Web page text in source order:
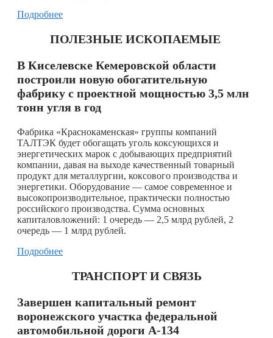
Подробнее
ПОЛЕЗНЫЕ ИСКОПАЕМЫЕ
В Киселевске Кемеровской области
построили новую обогатительную
фабрику с проектной мощностью 3,5 млн
тонн угля в год
Фабрика «Краснокаменская» группы компаний
ТАЛТЭК будет обогащать уголь коксующихся и
энергетических марок с добывающих предприятий
компании, давая на выходе качественный товарный
продукт для металлургии, коксового производства и
энергетики. Оборудование — самое современное и
высокопроизводительное, практически полностью
российского производства. Сумма основных
капиталовложений: 1 очередь — 2,5 млрд рублей, 2
очередь — 1 млрд рублей.
Подробнее
ТРАНСПОРТ И СВЯЗЬ
Завершен капитальный ремонт
воронежского участка федеральной
автомобильной дороги А-134